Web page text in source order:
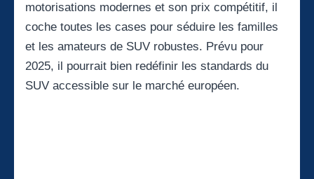
motorisations modernes et son prix compétitif, il
coche toutes les cases pour séduire les familles
et les amateurs de SUV robustes. Prévu pour
2025, il pourrait bien redéfinir les standards du
SUV accessible sur le marché européen.